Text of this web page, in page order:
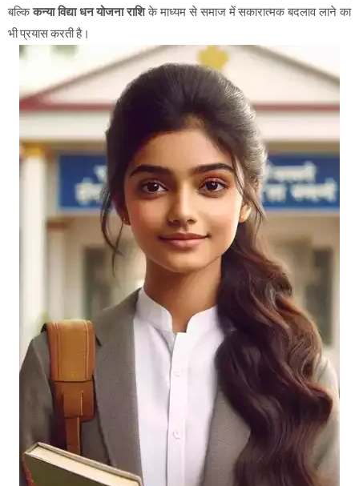
बल्किकन्या विद्या धन योजना राशिके माध्यम से समाज में सकारात्मक बदलाव लाने का
भी प्रयास करती है।